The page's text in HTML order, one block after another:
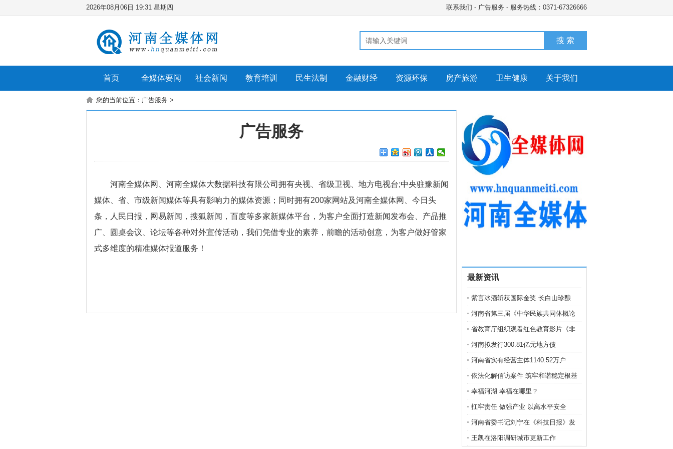
联系我们 - 广告服务 - 服务热线：0371-67326666
2026年08月06日 19:31 星期四
搜 索
首页 全媒体要闻 社会新闻 教育培训 民生法制 金融财经 资源环保 房产旅游 卫生健康 关于我们
您的当前位置： 广告服务 >
广告服务
河南全媒体网、河南全媒体大数据科技有限公司拥有央视、省级卫视、地方电视台;中央驻豫新闻
媒体、省、市级新闻媒体等具有影响力的媒体资源；同时拥有200家网站及河南全媒体网、今日头
条，人民日报，网易新闻，搜狐新闻，百度等多家新媒体平台，为客户全面打造新闻发布会、产品推
广、圆桌会议、论坛等各种对外宣传活动，我们凭借专业的素养，前瞻的活动创意，为客户做好管家
式多维度的精准媒体报道服务！
最新资讯
紫言冰酒斩获国际金奖 长白山珍酿
河南省第三届《中华民族共同体概论
省教育厅组织观看红色教育影片《非
河南拟发行300.81亿元地方债
河南省实有经营主体1140.52万户
依法化解信访案件 筑牢和谐稳定根基
幸福河湖 幸福在哪里？
扛牢责任 做强产业 以高水平安全
河南省委书记刘宁在《科技日报》发
王凯在洛阳调研城市更新工作